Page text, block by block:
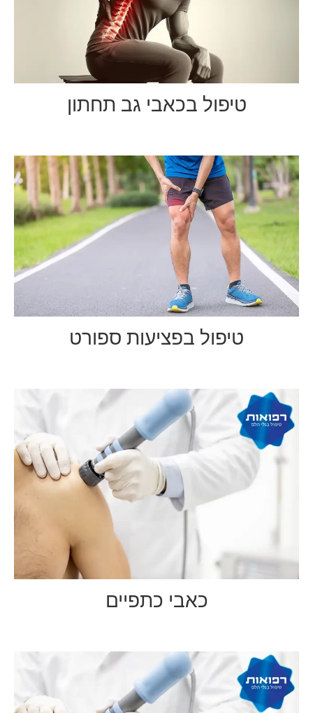
טיפול בכאבי גב תחתון
טיפול בפציעות ספורט
כאבי כתפיים